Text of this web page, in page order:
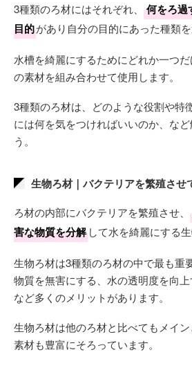
3種類のろ材にはそれぞれ、
何をろ過
目的があり自分の目的にあった種類を
水槽を綺麗にするためにどれか一つ
の素材を組み合わせて使用します。
3種類のろ材は、どのような役割や特
には何を気をつければいいのか、な
う。
生物ろ材｜バクテリアを繁殖させ
ろ材の内部にバクテリアを繁殖させ、
害な物質を分解 して水を綺麗にする生
生物ろ材は3種類のろ材の中で最も重
物質を無害にする、水の透明度を向
など多くのメリットがあります。
生物ろ材は他のろ材と比べてもメイ
素材も豊富にそろっています。